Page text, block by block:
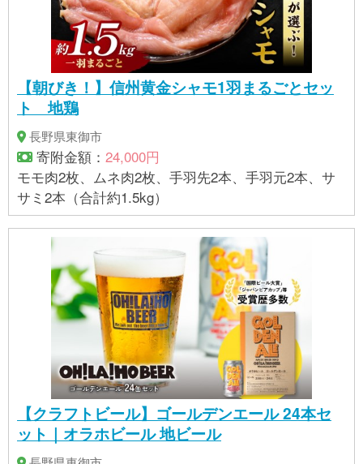
【朝びき！】信州黄金シャモ1羽まるごとセッ
ト 地鶏
長野県東御市
寄附金額： 24,000円
モモ肉2枚、ムネ肉2枚、手羽先2本、手羽元2本、サ
サミ2本（合計約1.5kg）
【クラフトビール】ゴールデンエール 24本セ
ット｜オラホビール 地ビール